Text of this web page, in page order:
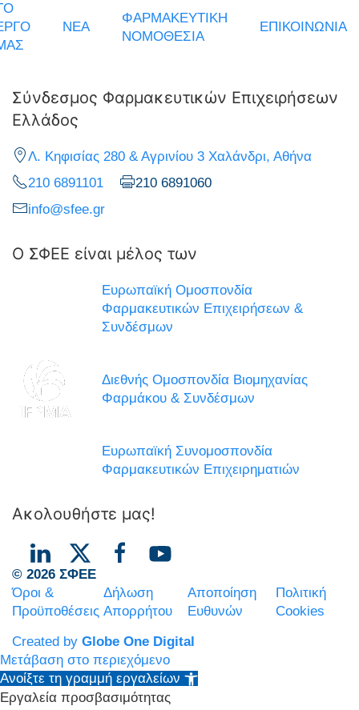
ΝΕΑ
ΦΑΡΜΑΚΕΥΤΙΚΗ
ΝΟΜΟΘΕΣΙΑ
ΕΠΙΚΟΙΝΩΝΙΑ
Σύνδεσμος Φαρμακευτικών Επιχειρήσεων
Ελλάδος
Λ. Κηφισίας 280 & Αγρινίου 3 Χαλάνδρι, Αθήνα
210 6891101
210 6891060
info@sfee.gr
Ο ΣΦΕΕ είναι μέλος των
Ευρωπαϊκή Ομοσπονδία
Φαρμακευτικών Επιχειρήσεων &
Συνδέσμων
Διεθνής Ομοσπονδία Βιομηχανίας
Φαρμάκου & Συνδέσμων
Ευρωπαϊκή Συνομοσπονδία
Φαρμακευτικών Επιχειρηματιών
Ακολουθήστε μας!
© 2026 ΣΦΕΕ
Όροι &
Προϋποθέσεις
Δήλωση
Απορρήτου
Αποποίηση
Ευθυνών
Πολιτική
Cookies
Created by Globe One Digital
Μετάβαση στο περιεχόμενο
Ανοίξτε τη γραμμή εργαλείων
Εργαλεία προσβασιμότητας